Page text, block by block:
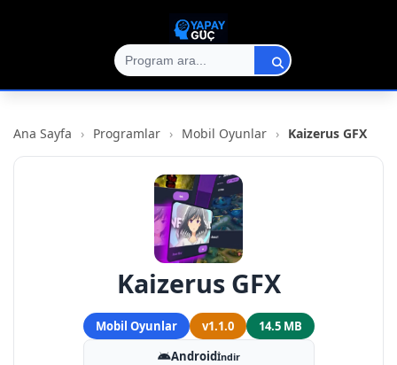
Ana Sayfa › Programlar › Mobil Oyunlar › Kaizerus GFX
Kaizerus GFX
Mobil Oyunlar v1.1.0
14.5 MB
Androidİndir